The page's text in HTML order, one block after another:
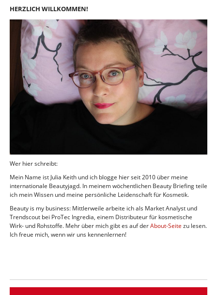
HERZLICH WILLKOMMEN!
Wer hier schreibt:
Mein Name ist Julia Keith und ich blogge hier seit 2010 über meine
internationale Beautyjagd. In meinem wöchentlichen Beauty Briefing teile
ich mein Wissen und meine persönliche Leidenschaft für Kosmetik.
Beauty is my business: Mittlerweile arbeite ich als Market Analyst und
Trendscout bei ProTec Ingredia, einem Distributeur für kosmetische
Wirk- und Rohstoffe. Mehr über mich gibt es auf derAbout-Seite zu lesen.
Ich freue mich, wenn wir uns kennenlernen!